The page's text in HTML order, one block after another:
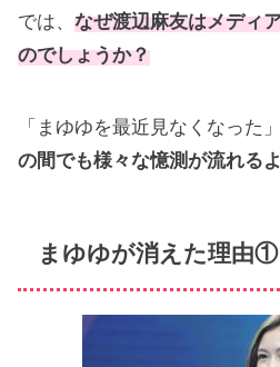
では、なぜ渡辺麻友はメディ
のでしょうか？
「まゆゆを最近見なくなった
の間でも様々な憶測が流れる
まゆゆが消えた理由